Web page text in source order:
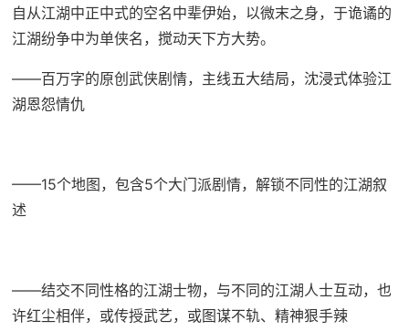
自从江湖中正中式的空名中辈伊始，以微末之身，于诡谲的
江湖纷争中为单侠名，搅动天下方大势。
——百万字的原创武侠剧情，主线五大结局，沈浸式体验江
湖恩怨情仇
——15个地图，包含5个大门派剧情，解锁不同性的江湖叙
述
——结交不同性格的江湖士物，与不同的江湖人士互动，也
许红尘相伴，或传授武艺，或图谋不轨、精神狠手辣